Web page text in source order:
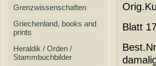
Grenzwissenschaften
Griechenland, books and
prints
Heraldik / Orden /
Stammbuchbilder
Blatt